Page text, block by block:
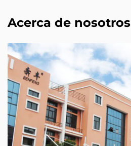
Acerca de nosotros